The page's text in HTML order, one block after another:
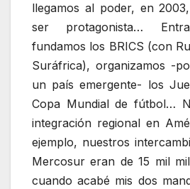
llegamos al poder, en
ser protagonista…
fundamos los BRICS (con
Suráfrica), organizamos -
un país emergente- los
Copa Mundial de fútbol…
integración regional en
ejemplo, nuestros
Mercosur eran de 15 mil
cuando acabé mis dos